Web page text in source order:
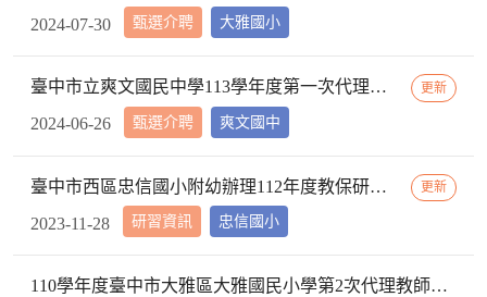
甄選介聘 大雅國小
2024-07-30
甄選介聘
臺中市立爽文國民中學113學年度第一次代理教師甄選簡章(一次公告分次招考) 更新
爽文國中
2024-06-26
研習資訊
臺中市西區忠信國小附幼辦理112年度教保研習─ 「嬰幼用藥安全~就是「藥」你好好的」，請鼓勵貴校(園)教保服務人員踴躍參加 更新
忠信國小
2023-11-28
110學年度臺中市大雅區大雅國民小學第2次代理教師甄選第2次招考結果公告